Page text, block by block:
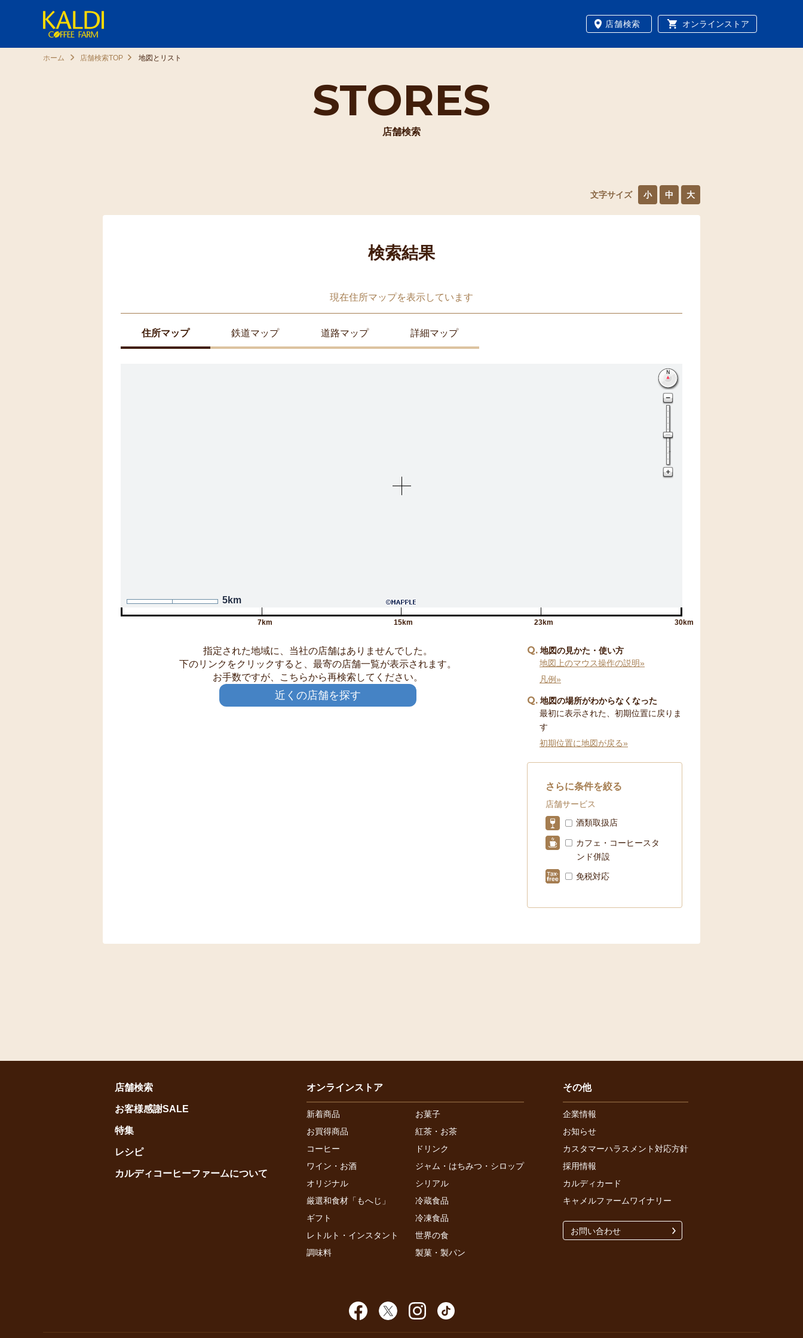
店舗検索 オンラインストア
STORES
店舗検索
ホーム 店舗検索TOP 地図とリスト
文字サイズ 小 中 大
検索結果
現在住所マップを表示しています
住所マップ 鉄道マップ 道路マップ 詳細マップ
5km
7km 15km 23km 30km
指定された地域に、当社の店舗はありませんでした。
下のリンクをクリックすると、最寄の店舗一覧が表示されます。
お手数ですが、こちらから再検索してください。
近くの店舗を探す
Q 地図の見かた・使い方
地図上のマウス操作の説明»
凡例»
Q 地図の場所がわからなくなった
最初に表示された、初期位置に戻りま
す
初期位置に地図が戻る»
さらに条件を絞る
店舗サービス
酒類取扱店
カフェ・コーヒースタ
ンド併設
免税対応
店舗検索
お客様感謝SALE
特集
レシピ
カルディコーヒーファームについて
オンラインストア
新着商品
お菓子
お買得商品
紅茶・お茶
コーヒー
ドリンク
ワイン・お酒
ジャム・はちみつ・シロップ
オリジナル
シリアル
厳選和食材「もへじ」
冷蔵食品
ギフト
冷凍食品
レトルト・インスタント
世界の食
調味料
製菓・製パン
その他
企業情報
お知らせ
カスタマーハラスメント対応方針
採用情報
カルディカード
キャメルファームワイナリー
お問い合わせ